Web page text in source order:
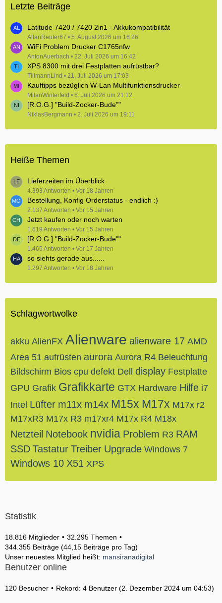
g
i
ä
g
e
e
e
i
t
r
ä
g
e
Letzte Beiträge
Latitude 7420 / 7420 2in1 - Akkukompatibilität
AllanReuter67 5. August 2026 um 16:26
WiFi Problem Drucker C1765nfw
AntonAuerbach 22. Juli 2026 um 16:42
XPS 8300 mit drei Festplatten aufrüstbar?
TillmannLind 21. Juli 2026 um 17:03
Kauftipps bezüglich W-Lan Multifunktionsdrucker
MilanWinterfeld 6. Juli 2026 um 21:12
[R.O.G.] "Build-Zocker-Bude""
NiklasBergmann 2. Juli 2026 um 19:11
Heiße Themen
Lieferzeiten im Überblick
4.393 Antworten Vor 18 Jahren
Bestellung, Konfig Orderstatus - endlich :)
2.137 Antworten Vor 15 Jahren
Jetzt kaufen oder noch warten
1.619 Antworten Vor 15 Jahren
[R.O.G.] "Build-Zocker-Bude""
1.465 Antworten Vor 17 Jahren
so siehts gerade aus......
1.297 Antworten Vor 18 Jahren
Schlagwortwolke
akku AlienFX Alienware alienware 17 AMD
Area 51 aufrüsten aurora Aurora R4 Beleuchtung
Bildschirm Bios cpu defekt Dell display Festplatte
GPU Grafik Grafikkarte GTX Hardware Hilfe i7
Intel Lüfter m11x m14x M15x M17x M17x r2
M17xR3 M17x R3 m17xr4 M17x R4 M18x
Netzteil Notebook nvidia Problem R3 RAM
SSD Tastatur Treiber Upgrade Windows 7
Windows 10 X51 XPS
Statistik
18.816 Mitglieder
32.295 Themen
344.355 Beiträge (44,15 Beiträge pro Tag)
Unser neuestes Mitglied heißt: mansiranadigital
Benutzer online
120 Besucher Rekord: 4 Benutzer (2. Dezember 2024 um 04:53)